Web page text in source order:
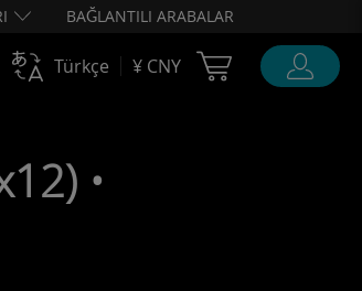
BAĞLANTILI ARABALAR
Türkçe ¥ CNY Cart Ubigi
•